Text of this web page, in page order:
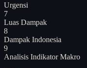
Urgensi
7
Luas Dampak
8
Dampak Indonesia
9
Analisis Indikator Makro